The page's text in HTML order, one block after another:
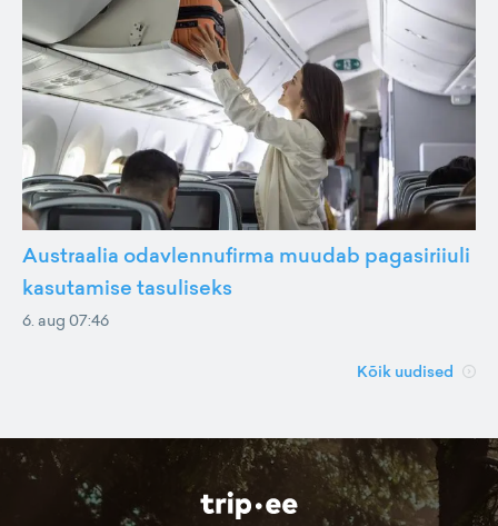
Austraalia odavlennufirma muudab pagasiriiuli
kasutamise tasuliseks
6. aug 07:46
Kõik uudised